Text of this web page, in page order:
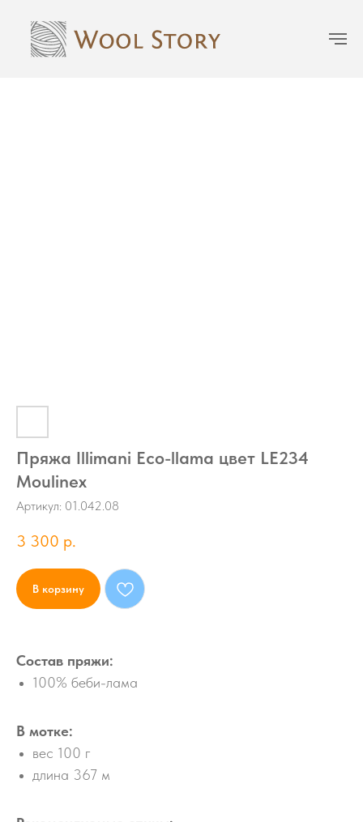
Пряжа Illimani Eco-llama цвет LE234
Moulinex
Артикул: 01.042.08
3 300 р.
В корзину
Состав пряжи:
100% беби-лама
В мотке:
вес 100 г
длина 367 м